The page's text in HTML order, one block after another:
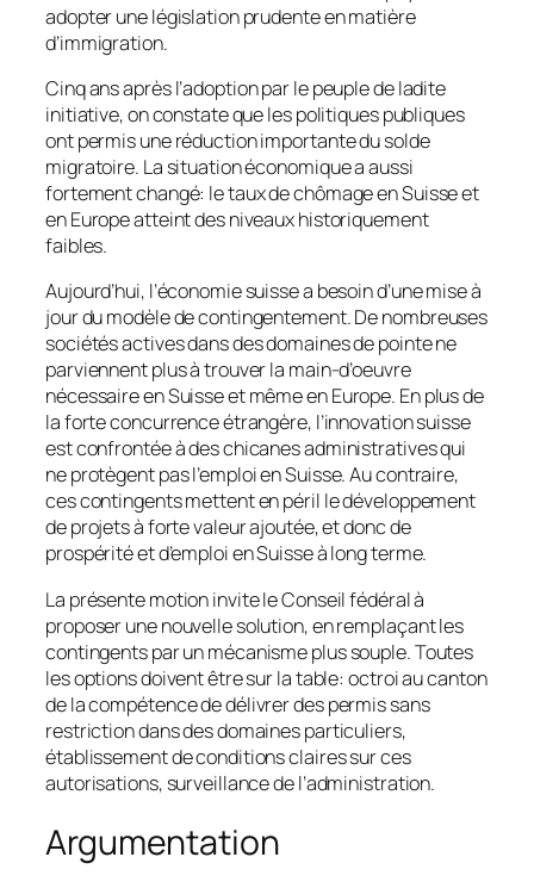
adopter une législation prudente en matière
d’immigration.
Cinq ans après l’adoption par le peuple de ladite
initiative, on constate que les politiques publiques
ont permis une réduction importante du solde
migratoire. La situation économique a aussi
fortement changé: le taux de chômage en Suisse et
en Europe atteint des niveaux historiquement
faibles.
Aujourd’hui, l’économie suisse a besoin d’une mise à
jour du modèle de contingentement. De nombreuses
sociétés actives dans des domaines de pointe ne
parviennent plus à trouver la main-d’oeuvre
nécessaire en Suisse et même en Europe. En plus de
la forte concurrence étrangère, l’innovation suisse
est confrontée à des chicanes administratives qui
ne protègent pas l’emploi en Suisse. Au contraire,
ces contingents mettent en péril le développement
de projets à forte valeur ajoutée, et donc de
prospérité et d’emploi en Suisse à long terme.
La présente motion invite le Conseil fédéral à
proposer une nouvelle solution, en remplaçant les
contingents par un mécanisme plus souple. Toutes
les options doivent être sur la table: octroi au canton
de la compétence de délivrer des permis sans
restriction dans des domaines particuliers,
établissement de conditions claires sur ces
autorisations, surveillance de l’administration.
Argumentation